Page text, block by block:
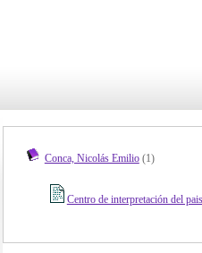
Conca, Nicolás Emilio(1)
Centro de interpretación del